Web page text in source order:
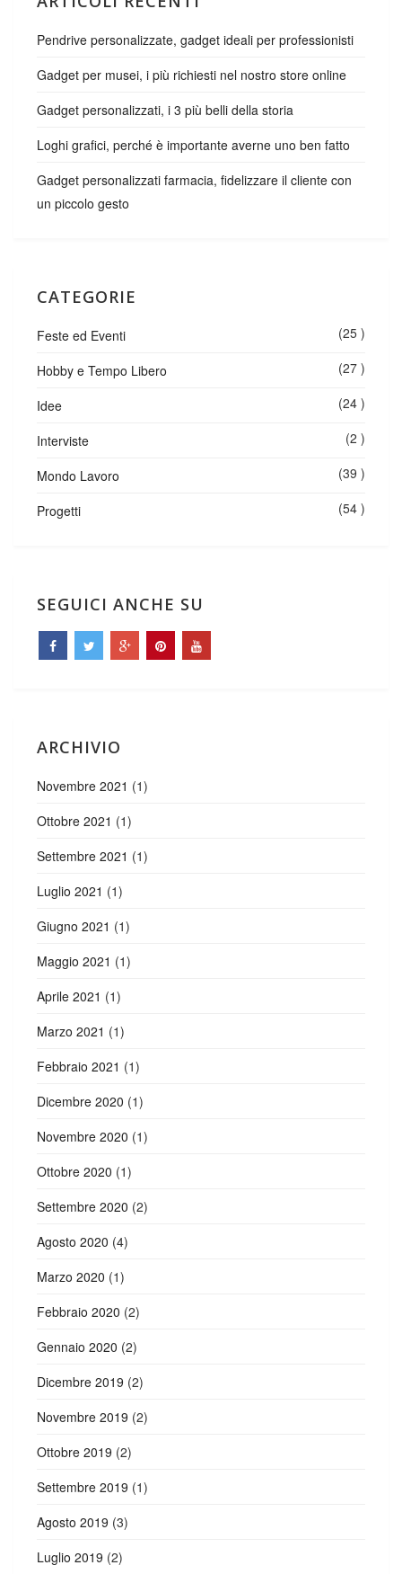
Pendrive personalizzate, gadget ideali per professionisti
Gadget per musei, i più richiesti nel nostro store online
Gadget personalizzati, i 3 più belli della storia
Loghi grafici, perché è importante averne uno ben fatto
Gadget personalizzati farmacia, fidelizzare il cliente con
un piccolo gesto
CATEGORIE
Feste ed Eventi (25 )
Hobby e Tempo Libero (27 )
Idee (24 )
Interviste (2 )
Mondo Lavoro (39 )
Progetti (54 )
SEGUICI ANCHE SU
ARCHIVIO
Novembre 2021 (1)
Ottobre 2021 (1)
Settembre 2021 (1)
Luglio 2021 (1)
Giugno 2021 (1)
Maggio 2021 (1)
Aprile 2021 (1)
Marzo 2021 (1)
Febbraio 2021 (1)
Dicembre 2020 (1)
Novembre 2020 (1)
Ottobre 2020 (1)
Settembre 2020 (2)
Agosto 2020 (4)
Marzo 2020 (1)
Febbraio 2020 (2)
Gennaio 2020 (2)
Dicembre 2019 (2)
Novembre 2019 (2)
Ottobre 2019 (2)
Settembre 2019 (1)
Agosto 2019 (3)
Luglio 2019 (2)